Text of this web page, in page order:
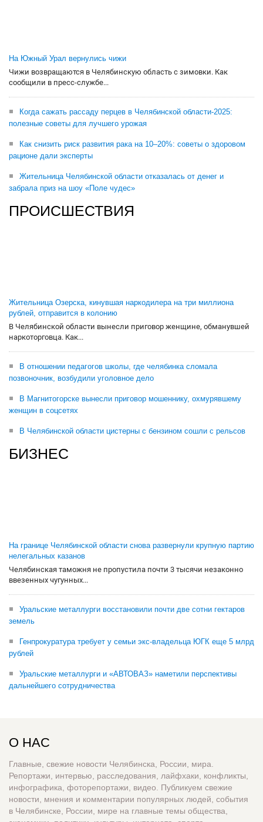
На Южный Урал вернулись чижи
Чижи возвращаются в Челябинскую область с зимовки. Как
сообщили в пресс-службе...
Когда сажать рассаду перцев в Челябинской области-2025:
полезные советы для лучшего урожая
Как снизить риск развития рака на 10–20%: советы о здоровом
рационе дали эксперты
Жительница Челябинской области отказалась от денег и
забрала приз на шоу «Поле чудес»
ПРОИСШЕСТВИЯ
Жительница Озерска, кинувшая наркодилера на три миллиона
рублей, отправится в колонию
В Челябинской области вынесли приговор женщине, обманувшей
наркоторговца. Как...
В отношении педагогов школы, где челябинка сломала
позвоночник, возбудили уголовное дело
В Магнитогорске вынесли приговор мошеннику, охмурявшему
женщин в соцсетях
В Челябинской области цистерны с бензином сошли с рельсов
БИЗНЕС
На границе Челябинской области снова развернули крупную партию
нелегальных казанов
Челябинская таможня не пропустила почти 3 тысячи незаконно
ввезенных чугунных...
Уральские металлурги восстановили почти две сотни гектаров
земель
Генпрокуратура требует у семьи экс-владельца ЮГК еще 5 млрд
рублей
Уральские металлурги и «АВТОВАЗ» наметили перспективы
дальнейшего сотрудничества
О НАС
Главные, свежие новости Челябинска, России, мира.
Репортажи, интервью, расследования, лайфхаки, конфликты,
инфографика, фоторепортажи, видео. Публикуем свежие
новости, мнения и комментарии популярных людей, события
в Челябинске, России, мире на главные темы общества,